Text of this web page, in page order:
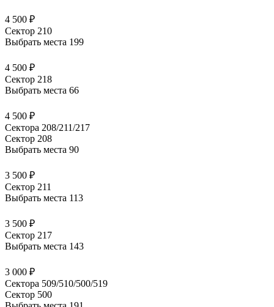
4 500 ₽
Сектор 210
Выбрать места 199
4 500 ₽
Сектор 218
Выбрать места 66
4 500 ₽
Сектора 208/211/217
Сектор 208
Выбрать места 90
3 500 ₽
Сектор 211
Выбрать места 113
3 500 ₽
Сектор 217
Выбрать места 143
3 000 ₽
Сектора 509/510/500/519
Сектор 500